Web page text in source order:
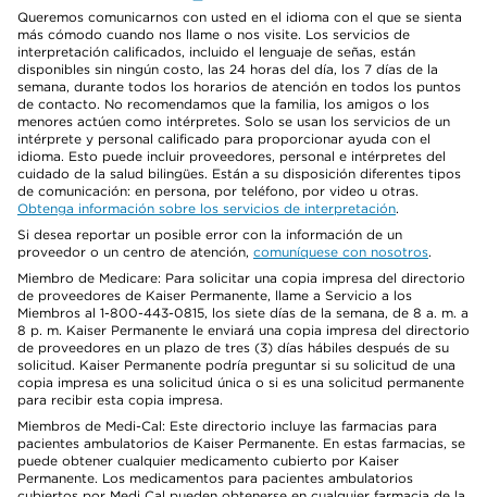
Queremos comunicarnos con usted en el idioma con el que se sienta
más cómodo cuando nos llame o nos visite. Los servicios de
interpretación calificados, incluido el lenguaje de señas, están
disponibles sin ningún costo, las 24 horas del día, los 7 días de la
semana, durante todos los horarios de atención en todos los puntos
de contacto. No recomendamos que la familia, los amigos o los
menores actúen como intérpretes. Solo se usan los servicios de un
intérprete y personal calificado para proporcionar ayuda con el
idioma. Esto puede incluir proveedores, personal e intérpretes del
cuidado de la salud bilingües. Están a su disposición diferentes tipos
de comunicación: en persona, por teléfono, por video u otras.
Obtenga información sobre los servicios de interpretación.
Si desea reportar un posible error con la información de un
proveedor o un centro de atención, comuníquese con nosotros.
Miembro de Medicare: Para solicitar una copia impresa del directorio
de proveedores de Kaiser Permanente, llame a Servicio a los
Miembros al 1-800-443-0815, los siete días de la semana, de 8 a. m. a
8 p. m. Kaiser Permanente le enviará una copia impresa del directorio
de proveedores en un plazo de tres (3) días hábiles después de su
solicitud. Kaiser Permanente podría preguntar si su solicitud de una
copia impresa es una solicitud única o si es una solicitud permanente
para recibir esta copia impresa.
Miembros de Medi-Cal: Este directorio incluye las farmacias para
pacientes ambulatorios de Kaiser Permanente. En estas farmacias, se
puede obtener cualquier medicamento cubierto por Kaiser
Permanente. Los medicamentos para pacientes ambulatorios